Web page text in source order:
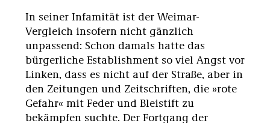
In seiner Infamität ist der Weimar-
Vergleich insofern nicht gänzlich
unpassend: Schon damals hatte das
bürgerliche Establishment so viel Angst vor
Linken, dass es nicht auf der Straße, aber in
den Zeitungen und Zeitschriften, die »rote
Gefahr« mit Feder und Bleistift zu
bekämpfen suchte. Der Fortgang der